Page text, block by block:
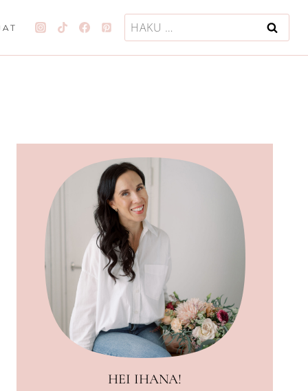
Haku:
HEI IHANA!